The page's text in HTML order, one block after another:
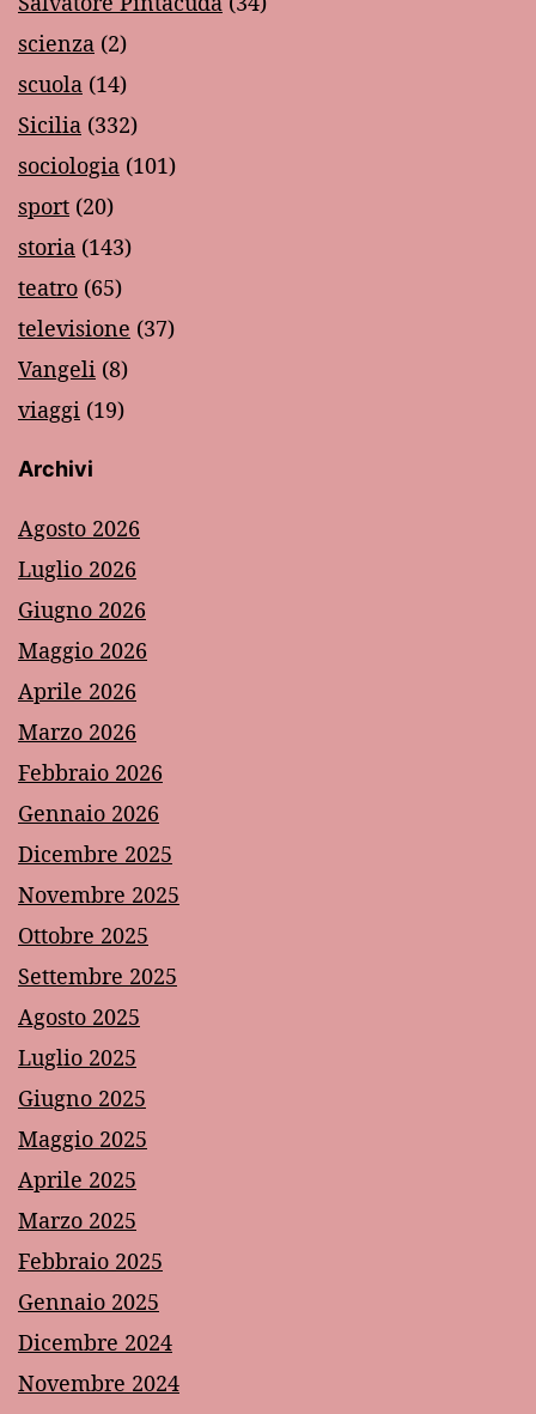
scienza (2)
scuola (14)
Sicilia (332)
sociologia (101)
sport (20)
storia (143)
teatro (65)
televisione (37)
Vangeli (8)
viaggi (19)
Archivi
Agosto 2026
Luglio 2026
Giugno 2026
Maggio 2026
Aprile 2026
Marzo 2026
Febbraio 2026
Gennaio 2026
Dicembre 2025
Novembre 2025
Ottobre 2025
Settembre 2025
Agosto 2025
Luglio 2025
Giugno 2025
Maggio 2025
Aprile 2025
Marzo 2025
Febbraio 2025
Gennaio 2025
Dicembre 2024
Novembre 2024